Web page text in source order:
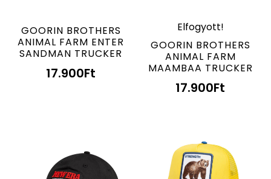
GOORIN BROTHERS
ANIMAL FARM ENTER
SANDMAN TRUCKER
17.900Ft
Elfogyott!
GOORIN BROTHERS
ANIMAL FARM
MAAMBAA TRUCKER
17.900Ft